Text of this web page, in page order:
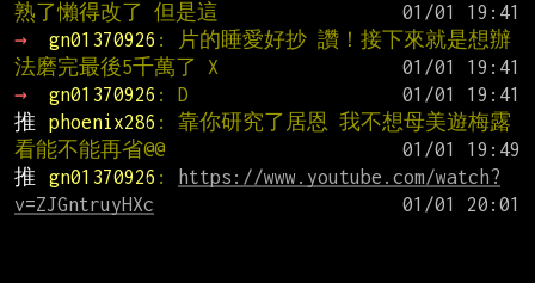
熟了懶得改了 但是這
→
gn01370926 : 片的睡愛好抄 讚！接下來就是想辦
法磨完最後5千萬了 X
→
gn01370926 : D
推
phoenix286 : 靠你研究了居恩 我不想母美遊梅露
看能不能再省@@
推
gn01370926 :
https://www.youtube.com/watch?
v=ZJGntruyHXc